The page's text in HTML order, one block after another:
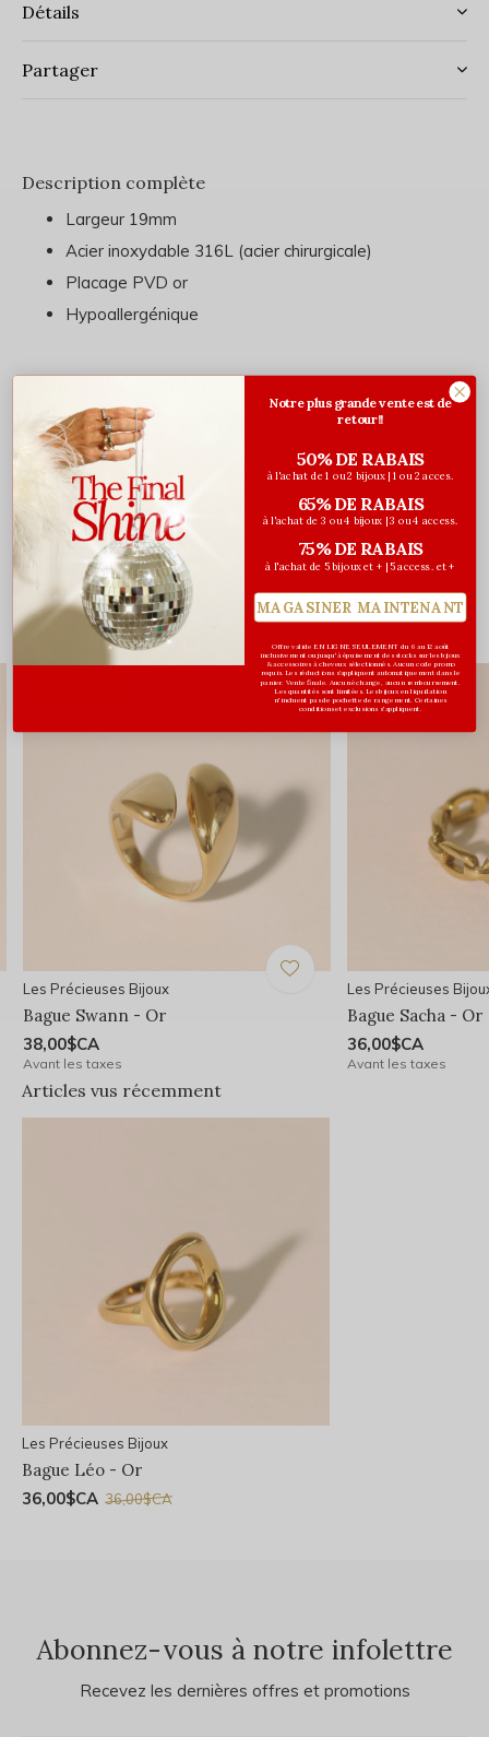
Détails
Partager
Description complète
Largeur 19mm
Acier inoxydable 316L (acier chirurgicale)
Placage PVD or
Hypoallergénique
Charte de grandeur
Consultez-laici.
Évaluations
0/ 5
Vous pourriez aussi aimer...
Les Précieuses Bijoux
Bague Swann - Or
38,00$CA
Avant les taxes
NOUVEAU
Les Précieuses
Bague Sacha - Or
36,00$CA
Avant les taxes
Articles vus récemment
Les Précieuses Bijoux
Bague Léo - Or
36,00$CA 36,00$CA
Abonnez-vous à notre infolettre
Recevez les dernières offres et promotions
Notre plus grande vente est de
retour!!
50% DE RABAIS
à l'achat de 1 ou 2 bijoux | 1 ou 2 acces.
65% DE RABAIS
à l'achat de 3 ou 4 bijoux | 3 ou 4 access.
75% DE RABAIS
à l'achat de 5 bijoux et + | 5 access. et +
MAGASINER MAINTENANT
Offre valide EN LIGNE SEULEMENT du 6 au 12 août
inclusivement ou jusqu'à épuisement des stocks sur les bijoux
& accessoires à cheveux sélectionnés. Aucun code promo
requis. Les réductions s’appliquent automatiquement dans le
panier. Vente finale. Aucun échange, aucun remboursement.
Les quantités sont limitées. Les bijoux en liquidation
n'incluent pas de pochette de rangement. Certaines
conditions et exclusions s'appliquent.